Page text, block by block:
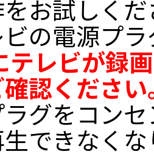
お試しく
の電源プ
テレビが録
認くださ
グをコン
できなく